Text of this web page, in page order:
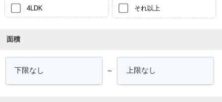
4LDK それ以上
面積
～